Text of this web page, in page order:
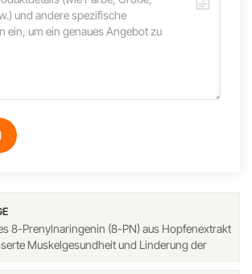
8-Prenylnaringenin (8-PN) aus Hopfenextrakt
Muskelgesundheit und Linderung der